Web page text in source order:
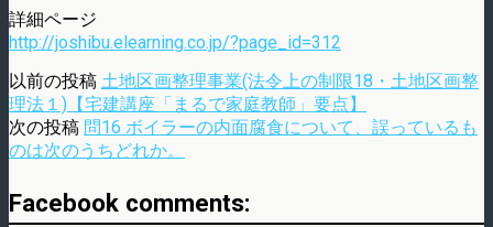
詳細ページ
http://joshibu.elearning.co.jp/?page_id=312
以前の投稿 土地区画整理事業(法令上の制限18・土地区画整
理法１)【宅建講座「まるで家庭教師」要点】
次の投稿 問16 ボイラーの内面腐食について、誤っているも
のは次のうちどれか。
Facebook comments: